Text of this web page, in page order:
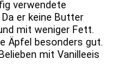
verwendete
er keine Butter
mit weniger Fett.
Äpfel besonders gut.
mit Vanilleeis